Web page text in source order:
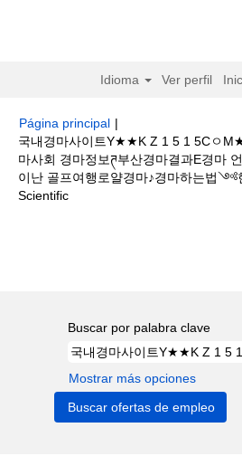
Idioma Ver perfil
Página principal |
국내경마사이트Y★★K Z 1 5 1 5Cㅇ
마사회 경마정보ཊ부산경마결과E경마
이난 골프여행로얄경마♪경마하는법༺
Scientific(página
Buscar por palabra clave
Mostrar más opciones